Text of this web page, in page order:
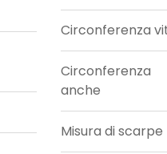
Circonferenza
Circonferenza
anche
Misura di scarpe